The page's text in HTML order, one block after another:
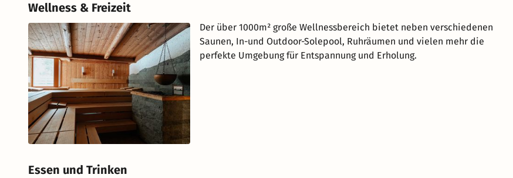
Wellness & Freizeit
Der über 1000m² große Wellnessbereich bietet neben verschiedenen
Saunen, In-und Outdoor-Solepool, Ruhräumen und vielen mehr die
perfekte Umgebung für Entspannung und Erholung.
Essen und Trinken